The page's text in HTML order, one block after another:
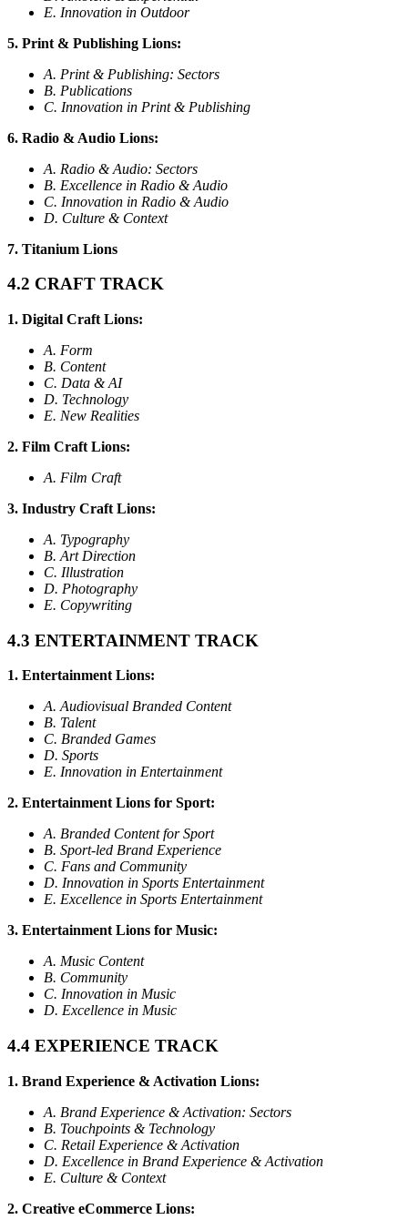
E. Innovation in Outdoor
5. Print & Publishing Lions:
A. Print & Publishing: Sectors
B. Publications
C. Innovation in Print & Publishing
6. Radio & Audio Lions:
A. Radio & Audio: Sectors
B. Excellence in Radio & Audio
C. Innovation in Radio & Audio
D. Culture & Context
7. Titanium Lions
4.2 CRAFT TRACK
1. Digital Craft Lions:
A. Form
B. Content
C. Data & AI
D. Technology
E. New Realities
2. Film Craft Lions:
A. Film Craft
3. Industry Craft Lions:
A. Typography
B. Art Direction
C. Illustration
D. Photography
E. Copywriting
4.3 ENTERTAINMENT TRACK
1. Entertainment Lions:
A. Audiovisual Branded Content
B. Talent
C. Branded Games
D. Sports
E. Innovation in Entertainment
2. Entertainment Lions for Sport:
A. Branded Content for Sport
B. Sport-led Brand Experience
C. Fans and Community
D. Innovation in Sports Entertainment
E. Excellence in Sports Entertainment
3. Entertainment Lions for Music:
A. Music Content
B. Community
C. Innovation in Music
D. Excellence in Music
4.4 EXPERIENCE TRACK
1. Brand Experience & Activation Lions:
A. Brand Experience & Activation: Sectors
B. Touchpoints & Technology
C. Retail Experience & Activation
D. Excellence in Brand Experience & Activation
E. Culture & Context
2. Creative eCommerce Lions: